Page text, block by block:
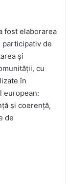
fost elaborarea
participativ de
şi
cu
în
european:
şi coerență,
de